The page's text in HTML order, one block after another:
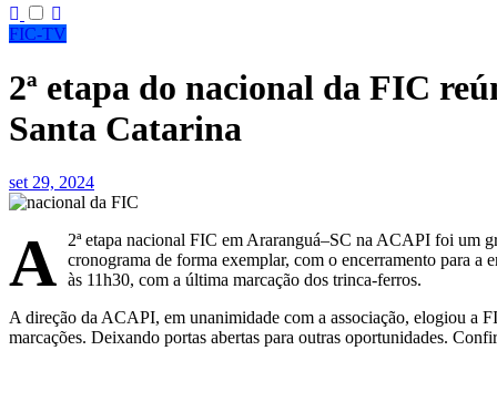
FIC-TV
2ª etapa do nacional da FIC
Santa Catarina
set 29, 2024
A
2ª etapa nacional FIC em Araranguá–SC na ACAPI foi um
cronograma de forma exemplar, com o encerramento para a
às 11h30, com a última marcação dos trinca-ferros.
A direção da ACAPI, em unanimidade com a associação, elogiou a
marcações. Deixando portas abertas para outras oportunidades.